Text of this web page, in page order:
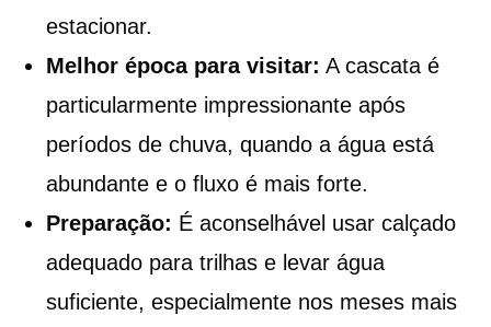
estacionar.
Melhor época para visitar: A cascata é
particularmente impressionante após
períodos de chuva, quando a água está
abundante e o fluxo é mais forte.
Preparação: É aconselhável usar calçado
adequado para trilhas e levar água
suficiente, especialmente nos meses mais